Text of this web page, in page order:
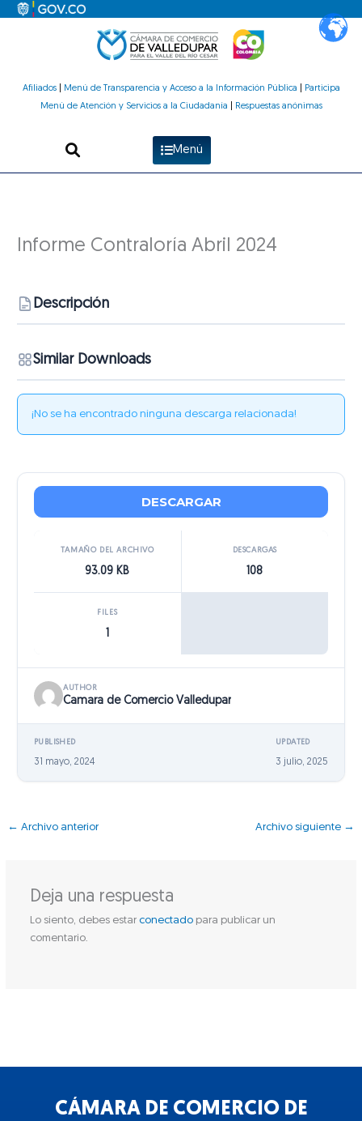
Afiliados| Menú de Transparencia y Acceso a la Información Pública
Participa
Menú de Atención y Servicios a la Ciudadanía
Respuestas anónimas
Menú
Informe Contraloría Abril 2024
Descripción
Similar Downloads
¡No se ha encontrado ninguna descarga relacionada!
DESCARGAR
TAMAÑO DEL ARCHIVO
93.09 KB
DESCARGAS
108
FILES
AUTHOR
Camara de Comercio Valledupar
PUBLISHED
31 mayo, 2024
UPDATED
3 julio, 2025
← Archivo anterior Archivo siguiente →
Deja una respuesta
Lo siento, debes estar conectadopara publicar un
comentario.
CÁMARA DE COMERCIO DE